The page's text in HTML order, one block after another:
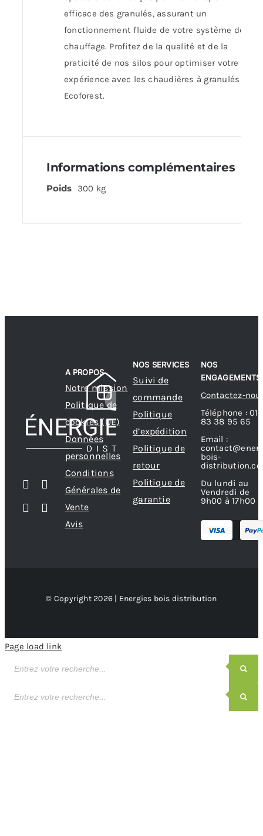
efficace des granulés, assurant un
fonctionnement fluide de votre système de
chauffage. Profitez de la qualité et de la
praticité de nos silos pour optimiser votre
expérience avec les chaudières à granulés
Ecoforest.
Informations complémentaires
Poids 300 kg
A PROPOS
Notre mission
Politique de
cookies (UE)
Données
personnelles
Conditions
Générales de
Vente
Avis
NOS SERVICES
Suivi de
commande
Politique
d’expédition
Politique de
retour
Politique de
garantie
NOS
ENGAGEMENTS
Contactez-
Téléphone : 01
83 38 95 65
Email :
bois-
Du lundi au
Vendredi de
9h00 à 17h00
© Copyright 2026 | Energies bois distribution
Page load link
de
de